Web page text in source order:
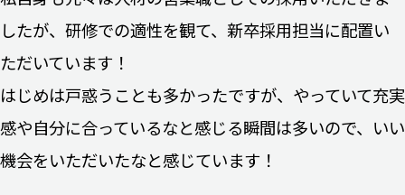
したが、研修での適性を観て、新卒採用担当に配置い
ただいています！
はじめは戸惑うことも多かったですが、やっていて充実
感や自分に合っているなと感じる瞬間は多いので、いい
機会をいただいたなと感じています！